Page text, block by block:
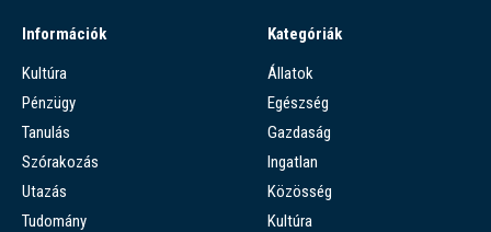
Információk
Kultúra
Pénzügy
Tanulás
Szórakozás
Utazás
Tudomány
Kategóriák
Állatok
Egészség
Gazdaság
Ingatlan
Közösség
Kultúra